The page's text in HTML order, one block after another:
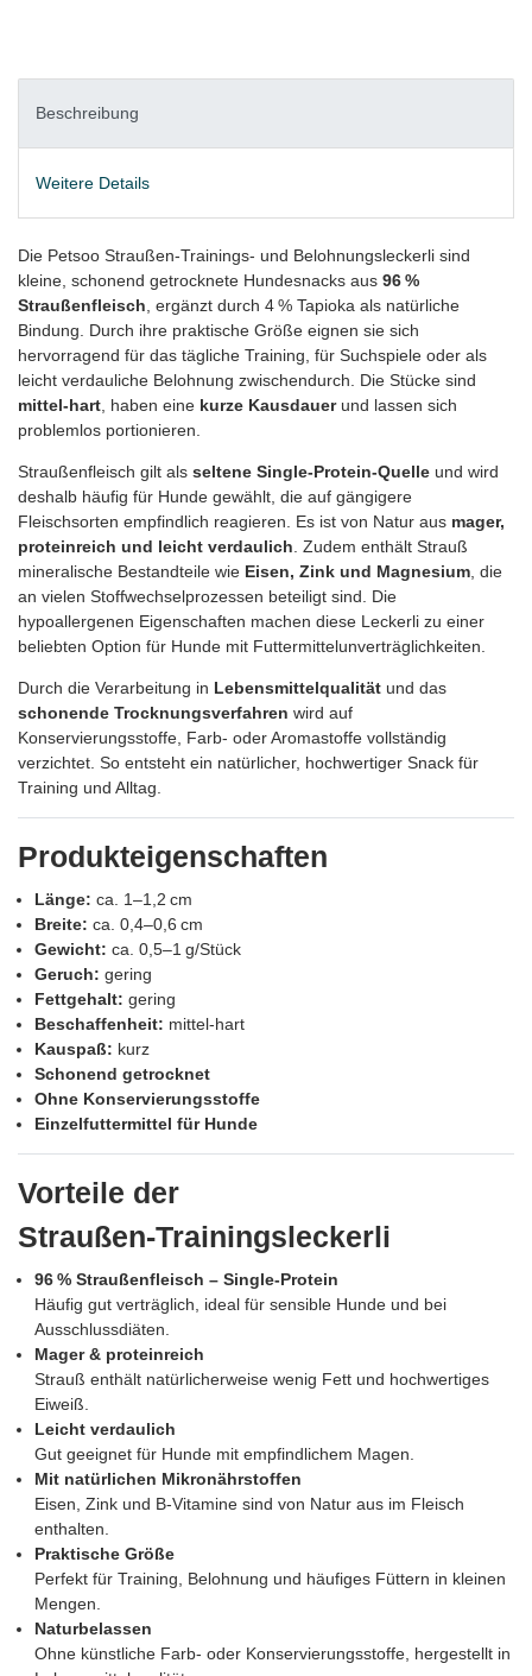
Beschreibung
Weitere Details
Die Petsoo Straußen‑Trainings‑ und Belohnungsleckerli sind
kleine, schonend getrocknete Hundesnacks aus 96 %
Straußenfleisch , ergänzt durch 4 % Tapioka als natürliche
Bindung. Durch ihre praktische Größe eignen sie sich
hervorragend für das tägliche Training, für Suchspiele oder als
leicht verdauliche Belohnung zwischendurch. Die Stücke sind
mittel‑hart , haben eine kurze Kausdauerund lassen sich
problemlos portionieren.
Straußenfleisch gilt als seltene Single‑Protein‑Quelle und wird
deshalb häufig für Hunde gewählt, die auf gängigere
Fleischsorten empfindlich reagieren. Es ist von Natur aus mager,
proteinreich und leicht verdaulich . Zudem enthält Strauß
mineralische Bestandteile wie Eisen, Zink und Magnesium , die
an vielen Stoffwechselprozessen beteiligt sind. Die
hypoallergenen Eigenschaften machen diese Leckerli zu einer
beliebten Option für Hunde mit Futtermittelunverträglichkeiten.
Durch die Verarbeitung in Lebensmittelqualität und das
schonende Trocknungsverfahren wird auf
Konservierungsstoffe, Farb‑ oder Aromastoffe vollständig
verzichtet. So entsteht ein natürlicher, hochwertiger Snack für
Training und Alltag.
Produkteigenschaften
Länge: ca. 1–1,2 cm
Breite: ca. 0,4–0,6 cm
Gewicht: ca. 0,5–1 g/Stück
Geruch: gering
Fettgehalt: gering
Beschaffenheit: mittel‑hart
Kauspaß: kurz
Schonend getrocknet
Ohne Konservierungsstoffe
Einzelfuttermittel für Hunde
Vorteile der
Straußen‑Trainingsleckerli
96 % Straußenfleisch – Single‑Protein
Häufig gut verträglich, ideal für sensible Hunde und bei
Ausschlussdiäten.
Mager & proteinreich
Strauß enthält natürlicherweise wenig Fett und hochwertiges
Eiweiß.
Leicht verdaulich
Gut geeignet für Hunde mit empfindlichem Magen.
Mit natürlichen Mikronährstoffen
Eisen, Zink und B‑Vitamine sind von Natur aus im Fleisch
enthalten.
Praktische Größe
Perfekt für Training, Belohnung und häufiges Füttern in kleinen
Mengen.
Naturbelassen
Ohne künstliche Farb‑ oder Konservierungsstoffe, hergestellt in